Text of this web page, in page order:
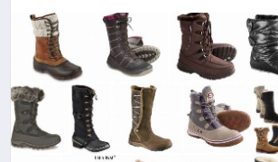
YAŞAM
YEMEK
KIMDIR?
HESAPLAMALAR